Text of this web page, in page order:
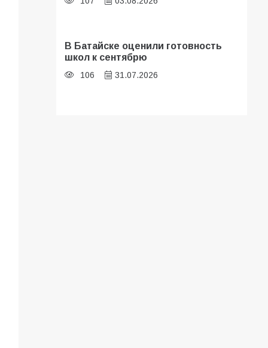
В Батайске оценили готовность
школ к сентябрю
106 31.07.2026